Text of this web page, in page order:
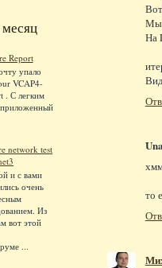
Report
упало
VCAP4-
. С легким
network test
и с вами
очень
Из
вот этой
...
Мы
На
то